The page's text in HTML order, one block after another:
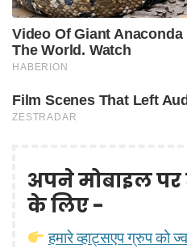
अपने मोबाइल पर
के लिए -
हमारे व्हाट्सएप ग्रुप को